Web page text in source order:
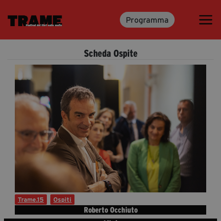
Programma
Trame.15
Libri
Media & Press
News & Kit
Accrediti Stampa
Cartella Stampa
Rassegna Stampa
Partecipa
Scheda Ospite
Roberto Occhiuto
Trame.15 Ospiti